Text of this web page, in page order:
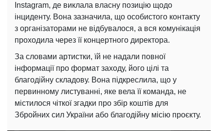
Instagram, де виклала власну позицію щодо
інциденту. Вона зазначила, що особистого контакту
з організаторами не відбувалося, а вся комунікація
проходила через її концертного директора.
За словами артистки, їй не надали повної
інформації про формат заходу, його цілі та
благодійну складову. Вона підкреслила, що у
первинному листуванні, яке вела її команда, не
містилося чіткої згадки про збір коштів для
Збройних сил України або благодійну місію проєкту.